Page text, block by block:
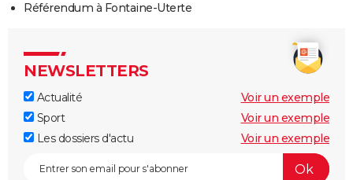
Référendum à Fontaine-Uterte
NEWSLETTERS
Actualité
Voir un exemple
Sport
Voir un exemple
Les dossiers d'actu
Voir un exemple